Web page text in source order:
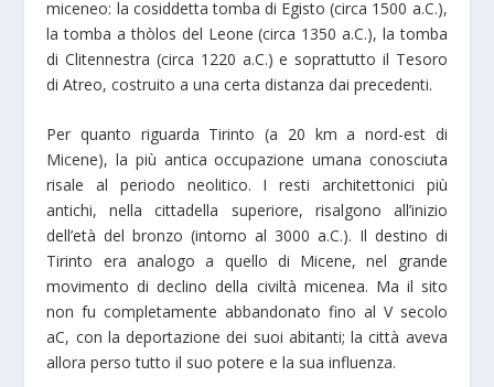
miceneo: la cosiddetta tomba di Egisto (circa 1500 a.C.),
la tomba a thòlos del Leone (circa 1350 a.C.), la tomba
di Clitennestra (circa 1220 a.C.) e soprattutto il Tesoro
di Atreo, costruito a una certa distanza dai precedenti.
Per quanto riguarda Tirinto (a 20 km a nord-est di
Micene), la più antica occupazione umana conosciuta
risale al periodo neolitico. I resti architettonici più
antichi, nella cittadella superiore, risalgono all’inizio
dell’età del bronzo (intorno al 3000 a.C.). Il destino di
Tirinto era analogo a quello di Micene, nel grande
movimento di declino della civiltà micenea. Ma il sito
non fu completamente abbandonato fino al V secolo
aC, con la deportazione dei suoi abitanti; la città aveva
allora perso tutto il suo potere e la sua influenza.